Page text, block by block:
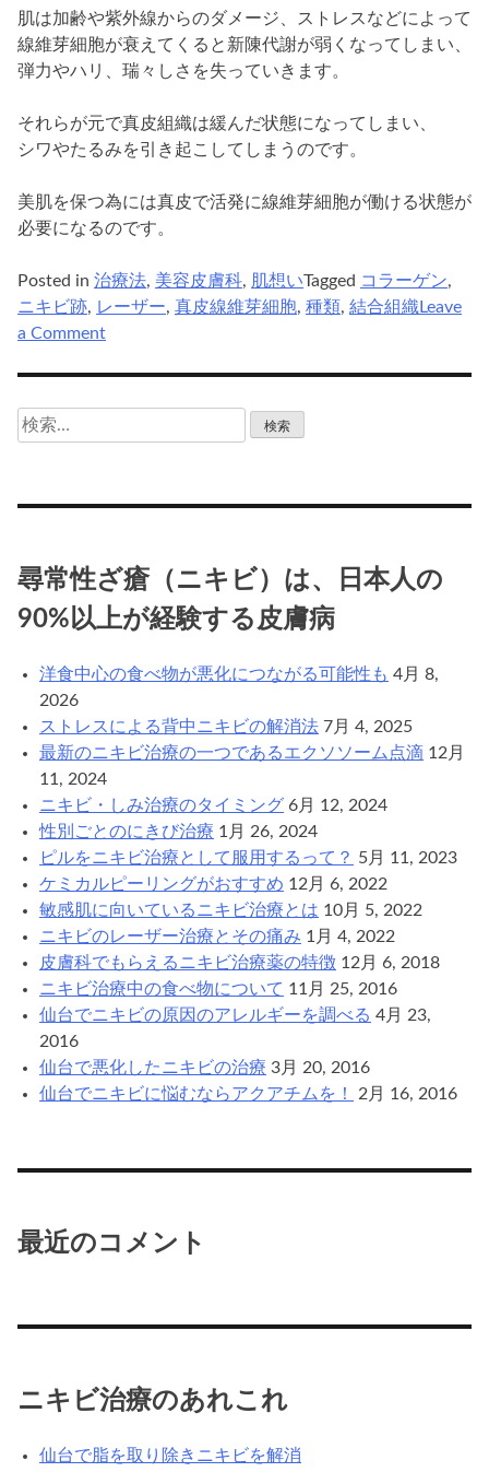
肌は加齢や紫外線からのダメージ、ストレスなどによって
線維芽細胞が衰えてくると新陳代謝が弱くなってしまい、
弾力やハリ、瑞々しさを失っていきます。
それらが元で真皮組織は緩んだ状態になってしまい、
シワやたるみを引き起こしてしまうのです。
美肌を保つ為には真皮で活発に線維芽細胞が働ける状態が
必要になるのです。
Posted in 治療法, 美容皮膚科, 肌想いTagged コラーゲン,
ニキビ跡, レーザー, 真皮線維芽細胞, 種類, 結合組織Leave
a Commenton
ビ
有
効
な
ー
ー
治
療
の
種
類
検
索:
尋常性ざ瘡（ニキビ）は、日本人の
90%以上が経験する皮膚病
洋食中心の食べ物が悪化につながる可能性も 4月 8,
2026
ストレスによる背中ニキビの解消法 7月 4, 2025
最新のニキビ治療の一つであるエクソソーム点滴 12月
11, 2024
ニキビ・しみ治療のタイミング 6月 12, 2024
性別ごとのにきび治療 1月 26, 2024
ピルをニキビ治療として服用するって？ 5月 11, 2023
ケミカルピーリングがおすすめ 12月 6, 2022
敏感肌に向いているニキビ治療とは 10月 5, 2022
ニキビのレーザー治療とその痛み 1月 4, 2022
皮膚科でもらえるニキビ治療薬の特徴 12月 6, 2018
ニキビ治療中の食べ物について 11月 25, 2016
仙台でニキビの原因のアレルギーを調べる 4月 23,
2016
仙台で悪化したニキビの治療 3月 20, 2016
仙台でニキビに悩むならアクアチムを！
2月 16, 2016
最近のコメント
ニキビ治療のあれこれ
仙台で脂を取り除きニキビを解消